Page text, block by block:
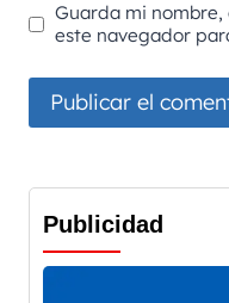
Guarda mi
este navegador
Publicidad